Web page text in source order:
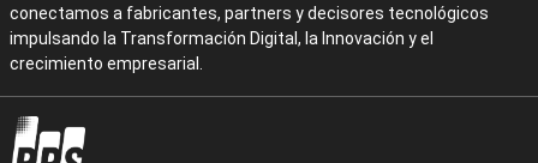
conectamos a fabricantes, partners y decisores tecnológicos
impulsando la Transformación Digital, la Innovación y el
crecimiento empresarial.